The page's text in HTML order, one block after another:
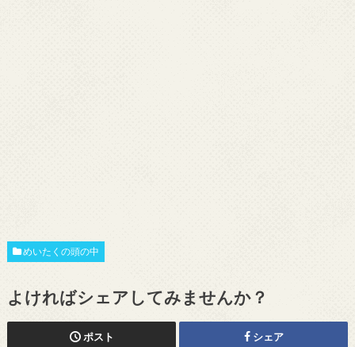
めいたくの頭の中
よければシェアしてみませんか？
ポスト シェア